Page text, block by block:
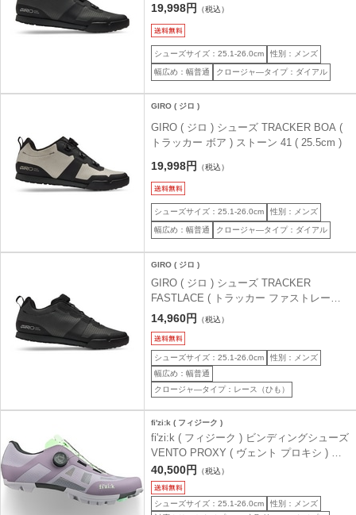
19,998円 （税込）
シューズサイズ：25.1-26.0cm 性別：メンズ
幅広め：幅普通 クロージャ―タイプ：ダイアル
GIRO ( ジロ )
GIRO ( ジロ ) シューズ TRACKER BOA (
トラッカー ボア ) ストーン 41 ( 25.5cm )
19,998円 （税込）
シューズサイズ：25.1-26.0cm 性別：メンズ
幅広め：幅普通 クロージャ―タイプ：ダイアル
GIRO ( ジロ )
GIRO ( ジロ ) シューズ TRACKER
FASTLACE ( トラッカー ファストレース )
ブラック 42 ( 26.0cm )
14,960円 （税込）
シューズサイズ：25.1-26.0cm
性別：メンズ
幅広め：幅普通
クロージャ―タイプ：レース（ひも）
fi'zi:k ( フィジーク )
fi'zi:k ( フィジーク ) ビンディングシューズ
VENTO PROXY ( ヴェント プロキシ ) ラ
ベンダー/ミントグリーン 40.0 ( 25.7cm )
40,500円 （税込）
シューズサイズ：25.1-26.0cm
性別：メンズ